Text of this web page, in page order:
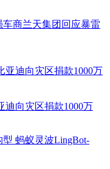
商兰天集团回应暴雷
迪向灾区捐款1000万